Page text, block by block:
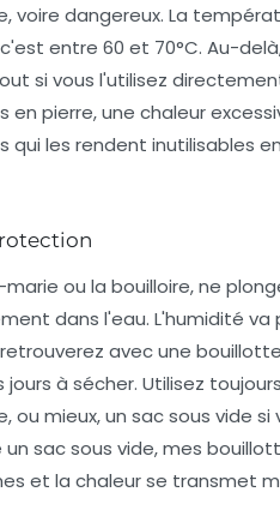
voire dangereux. La
entre 60 et 70°C. Au-
si vous l'utilisez
en pierre, une chaleur
qui les rendent inutilisables
ou la bouilloire, ne
dans l'eau. L'humidité va
avec une
à sécher. Utilisez
mieux, un sac sous vide si
un sac sous vide, mes
et la chaleur se transmet